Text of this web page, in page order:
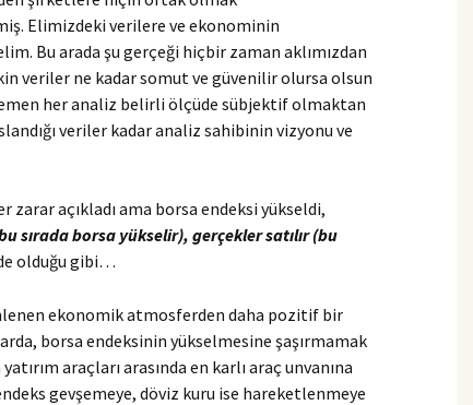
Elimizdeki verilere ve ekonominin
Bu arada şu gerçeği hiçbir zaman aklımızdan
veriler ne kadar somut ve güvenilir olursa olsun
her analiz belirli ölçüde sübjektif olmaktan
veriler kadar analiz sahibinin vizyonu ve
zarar açıkladı ama borsa endeksi yükseldi,
sırada borsa yükselir), gerçekler satılır (bu
olduğu gibi…
ekonomik atmosferden daha pozitif bir
borsa endeksinin yükselmesine şaşırmamak
araçları arasında en karlı araç unvanına
gevşemeye, döviz kuru ise hareketlenmeye